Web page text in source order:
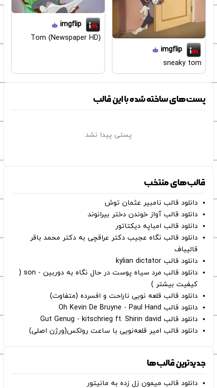
imgflip
sneaky tom
imgflip
Tom (Newspaper HD)
پست‌های ساخته شده با این قالب
پستی پیدا نشد
قالب‌های منتخب
دانلود قالب نامبیر عثمان ‌توش
دانلود قالب آواز خوندن دختر بیرانوند
دانلود قالب امباپه دیکتاتور
دانلود قالب نگاه عجیب دکتر عراقچی به دکتر محمد باقر
قالیباف
دانلود قالب kylian dictator
دانلود قالب مرد سیاه پوست در حال نگاه به دوربین - son (
کیفیت بیشتر )
دانلود قالب قلعه نویی ناراحت و افسرده (متفاوت)
دانلود قالب Oh Kevin De Bruyne - Paul Hand
دانلود قالب Gut Genug - kitschrieg ft. Shirin david
دانلود قالب امیر قلعه‌نویی با ساعت رولکس(ورژن اصلی)
جدیدترین قالب‌ها
دانلود قالب میمون زل زده به مانیتور